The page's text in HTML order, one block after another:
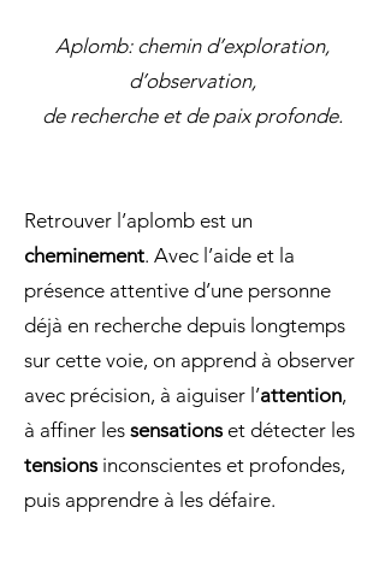
Aplomb: chemin d’exploration,
d’observation,
de recherche et de paix profonde.
Retrouver l’aplomb est un
cheminement. Avec l’aide et la
présence attentive d’une personne
déjà en recherche depuis longtemps
sur cette voie, on apprend à observer
avec précision, à aiguiser l’attention,
à affiner les sensationset détecter les
tensionsinconscientes et profondes,
puis apprendre à les défaire.